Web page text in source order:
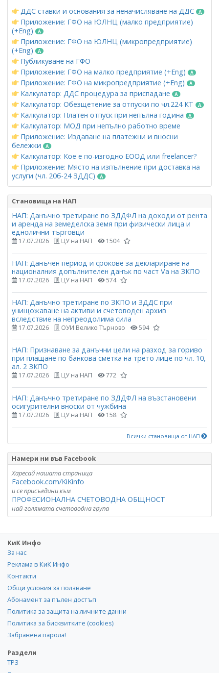
ДДС ставки и основания за неначисляване на ДДС
Приложение: ГФО на ЮЛНЦ (малко предприятие)
(+Eng)
Приложение: ГФО на ЮЛНЦ (микропредприятие)
(+Eng)
Публикуване на ГФО
Приложение: ГФО на малко предприятие (+Eng)
Приложение: ГФО на микропредприятие (+Eng)
Калкулатор: ДДС процедура за приспадане
Калкулатор: Обезщетение за отпуски по чл.224 КТ
Калкулатор: Платен отпуск при непълна година
Калкулатор: МОД при непълно работно време
Приложение: Издаване на платежни и вносни
бележки
Калкулатор: Кое е по-изгодно ЕООД или freelancer?
Приложение: Място на изпълнение при доставка на
услуги (чл. 20б-24 ЗДДС)
Становища на НАП
НАП: Данъчно третиране по ЗДДФЛ на доходи от рента
и аренда на земеделска земя при физически лица и
еднолични търговци
17.07.2026 ЦУ на НАП 1504
НАП: Данъчен период и срокове за деклариране на
националния допълнителен данък по част Vа на ЗКПО
17.07.2026 ЦУ на НАП 574
НАП: Данъчно третиране по ЗКПО и ЗДДС при
унищожаване на активи и счетоводен архив
вследствие на непреодолима сила
17.07.2026 ОУИ Велико Търново 594
НАП: Признаване за данъчни цели на разход за гориво
при плащане по банкова сметка на трето лице по чл. 10,
ал. 2 ЗКПО
17.07.2026 ЦУ на НАП 772
НАП: Данъчно третиране по ЗДДФЛ на възстановени
осигурителни вноски от чужбина
17.07.2026 ЦУ на НАП 158
Всички становища от НАП
Намери ни във Facebook
Харесай нашата страница
Facebook.com/KiKinfo
и се присъедини към
ПРОФЕСИОНАЛНА СЧЕТОВОДНА ОБЩНОСТ
най-голямата счетоводна група
КиК Инфо
За нас
Реклама в КиК Инфо
Контакти
Общи условия за ползване
Абонамент за пълен достъп
Политика за защита на личните данни
Политика за бисквитките (cookies)
Забравена парола!
Раздели
ТРЗ